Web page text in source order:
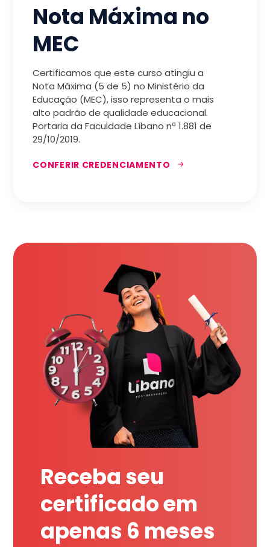
Nota Máxima no
MEC
Certificamos que este curso atingiu a
Nota Máxima (5 de 5) no Ministério da
Educação (MEC), isso representa o mais
alto padrão de qualidade educacional.
Portaria da Faculdade Líbano nª 1.881 de
29/10/2019.
CONFERIR CREDENCIAMENTO
Receba seu
certificado em
apenas 6 meses